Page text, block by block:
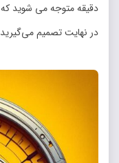
دقیقه متوجه می شوید
در نهایت تصمیم